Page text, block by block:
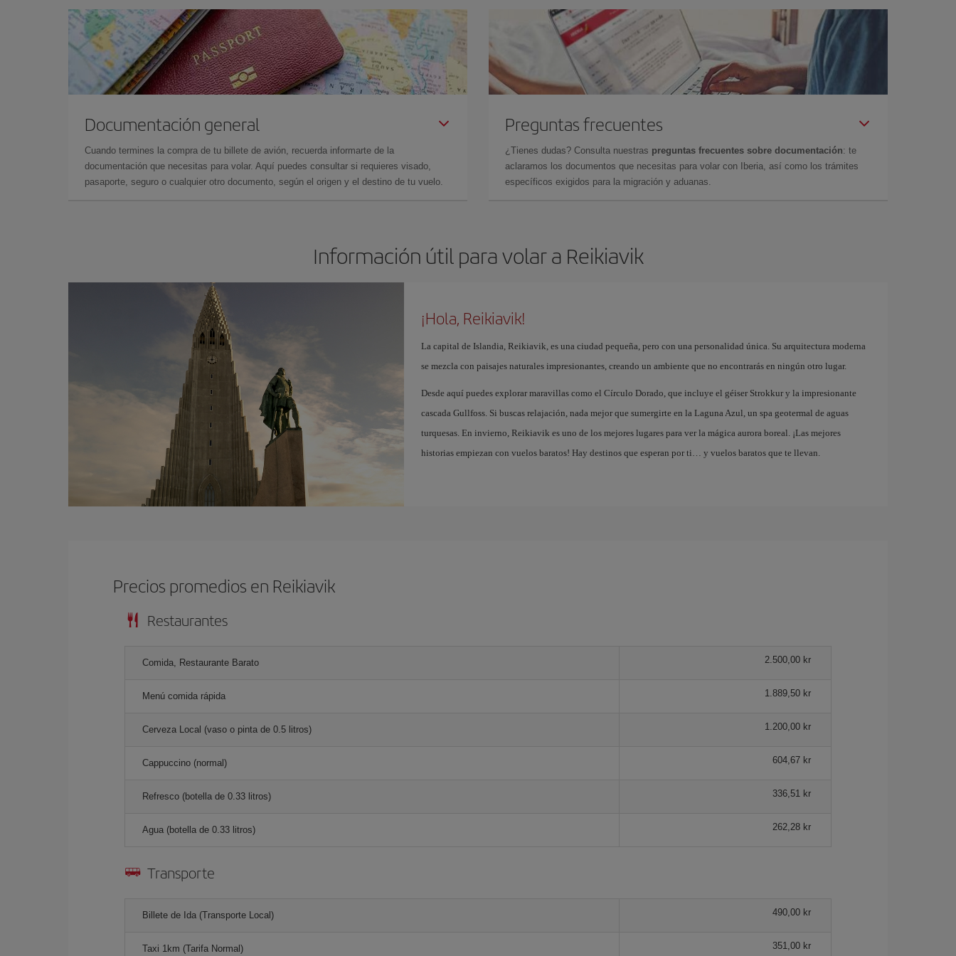
Documentación general
Cuando termines la compra de tu billete de avión, recuerda informarte de la
documentación que necesitas para volar. Aquí puedes consultar si requieres visado,
pasaporte, seguro o cualquier otro documento, según el origen y el destino de tu vuelo.
Preguntas frecuentes
¿Tienes dudas? Consulta nuestras preguntas frecuentes sobre documentación: te
aclaramos los documentos que necesitas para volar con Iberia, así como los trámites
específicos exigidos para la migración y aduanas.
Información útil para volar a Reikiavik
¡Hola, Reikiavik!
La capital de Islandia, Reikiavik, es una ciudad pequeña, pero con una personalidad única. Su arquitectura moderna
se mezcla con paisajes naturales impresionantes, creando un ambiente que no encontrarás en ningún otro lugar.
Desde aquí puedes explorar maravillas como el Círculo Dorado, que incluye el géiser Strokkur y la impresionante
cascada Gullfoss. Si buscas relajación, nada mejor que sumergirte en la Laguna Azul, un spa geotermal de aguas
turquesas. En invierno, Reikiavik es uno de los mejores lugares para ver la mágica aurora boreal. ¡Las mejores
historias empiezan con vuelos baratos! Hay destinos que esperan por ti… y vuelos baratos que te llevan.
Precios promedios en Reikiavik
Restaurantes
Comida, Restaurante Barato 2.500,00 kr
Menú comida rápida 1.889,50 kr
Cerveza Local (vaso o pinta de 0.5 litros) 1.200,00 kr
Cappuccino (normal) 604,67 kr
Refresco (botella de 0.33 litros) 336,51 kr
Agua (botella de 0.33 litros) 262,28 kr
Transporte
Billete de Ida (Transporte Local) 490,00 kr
Taxi 1km (Tarifa Normal) 351,00 kr